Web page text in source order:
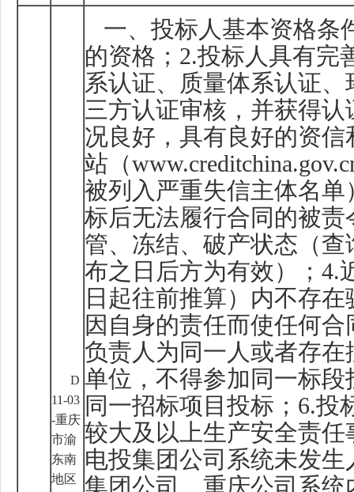
D
11-03
-重庆
市渝
东南
地区
一、投标人基本资格条
的资格； 2.投标人具有完
系认证、质量体系认证
三方认证审核，并获得认
况良好，具有良好的资信
站（
被列入严重失信主体名
标后无法履行合同的被
管、冻结、破产状态（
布之日后方为有效）； 4.
日起往前推算）内不存
因自身的责任而使任何
负责人为同一人或者存
单位，不得参加同一标
同一招标项目投标； 6.投
较大及以上生产安全责任
电投集团公司系统未发
集团公司、重庆公司系